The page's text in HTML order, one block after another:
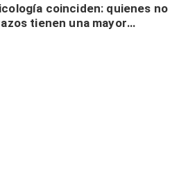
coinciden: quienes no
tienen una mayor
físicos y no es por